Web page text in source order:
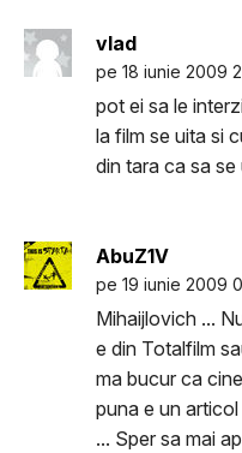
vlad
pe 18 iunie 2009
pot ei sa le
la film se uita si
din tara ca sa se
AbuZ1V
pe 19 iunie 2009
Mihaijlovich ...
e din Totalfilm
ma bucur ca
puna e un
... Sper sa mai